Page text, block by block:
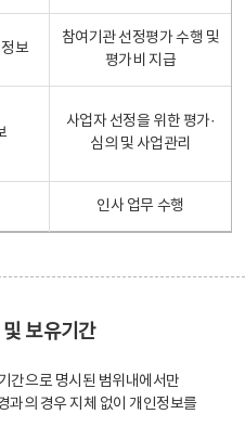
보
참여기관 선정평가 수행 및
평가비 지급
사업자 선정을 위한 평가·
심의 및 사업관리
인사 업무 수행
보유기간
간으로 명시된 범위내에서만
과의 경우 지체 없이 개인정보를